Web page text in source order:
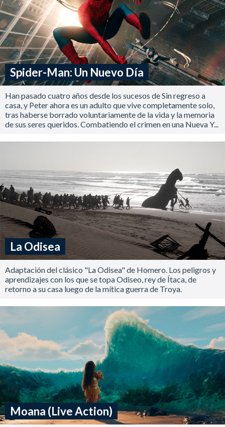
Spider-Man: Un Nuevo Día
Han pasado cuatro años desde los sucesos de Sin regreso a
casa, y Peter ahora es un adulto que vive completamente solo,
tras haberse borrado voluntariamente de la vida y la memoria
de sus seres queridos. Combatiendo el crimen en una Nueva Y...
La Odisea
Adaptación del clásico "La Odisea" de Homero. Los peligros y
aprendizajes con los que se topa Odiseo, rey de Ítaca, de
retorno a su casa luego de la mítica guerra de Troya.
Moana (Live Action)